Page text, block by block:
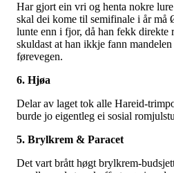
Har gjort ein vri og henta nokre
skal dei kome til semifinale i år
lunte enn i fjor, då han fekk direkte
skuldast at han ikkje fann
førevegen.
6. Hjøa
Delar av laget tok alle Hareid-
burde jo eigentleg ei sosial
5. Brylkrem & Paracet
Det vart brått høgt brylkrem-